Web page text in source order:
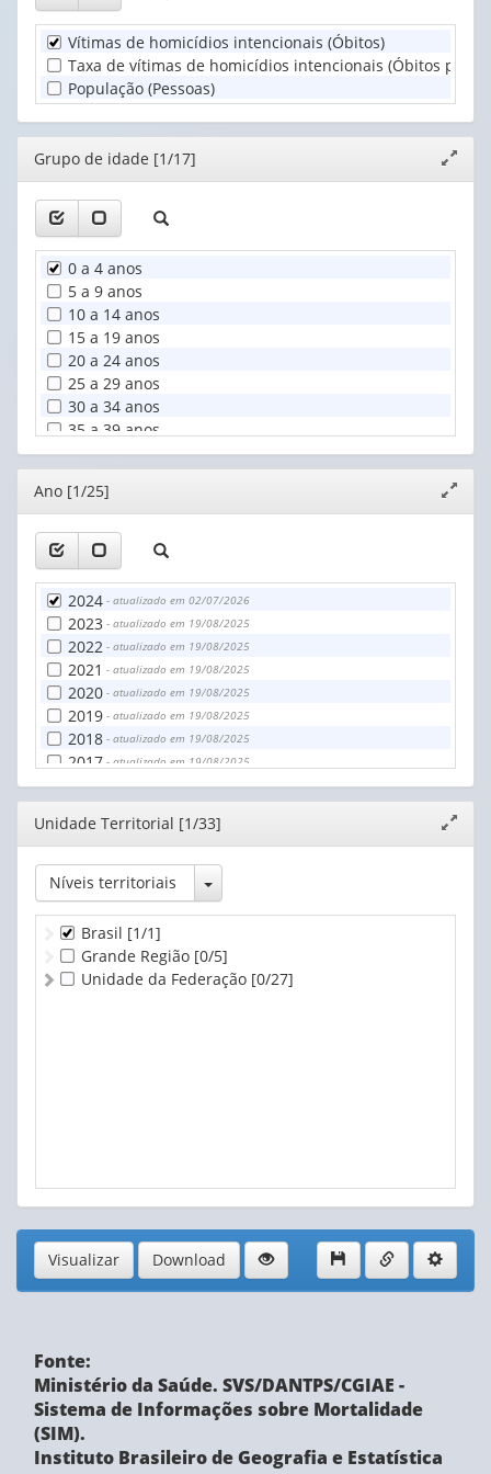
de
idade
(1)
Unidade
Territorial
(1)
Vítimas de homicídios intencionais (Óbitos)
Taxa de vítimas de homicídios intencionais (Óbitos por
População (Pessoas)
Editor
janela
Grupo de idade [1/17]
0 a 4 anos
5 a 9 anos
10 a 14 anos
15 a 19 anos
20 a 24 anos
25 a 29 anos
30 a 34 anos
35 a 39 anos
40 a 44 anos
45 a 49 anos
50 a 54 anos
55 a 59 anos
60 a 64 anos
65 a 69 anos
70 a 74 anos
75 a 79 anos
80 anos ou mais
Editor
janela
Ano [1/25]
2024 - atualizado em 02/07/2026
2023 - atualizado em 19/08/2025
2022 - atualizado em 19/08/2025
2021 - atualizado em 19/08/2025
2020 - atualizado em 19/08/2025
2019 - atualizado em 19/08/2025
2018 - atualizado em 19/08/2025
2017 - atualizado em 19/08/2025
2016- atualizado em 19/08/2025
2015
2014 - atualizado em 19/08/2025
2013
2012- atualizado em 19/08/2025
2011- atualizado em 19/08/2025
2010
2009 - atualizado em 19/08/2025
2008 - atualizado em 19/08/2025
2007 - atualizado em 19/08/2025
Editor
janela
Unidade Territorial [1/33]
Níveis territoriais Toggle Dropdown
Brasil [1/1]
Grande Região [0/5]
Unidade da Federação [0/27]
Visualizar Download
Fonte:
Ministério da Saúde. SVS/DANTPS/CGIAE -
Sistema de Informações sobre Mortalidade
(SIM).
Instituto Brasileiro de Geografia e Estatística